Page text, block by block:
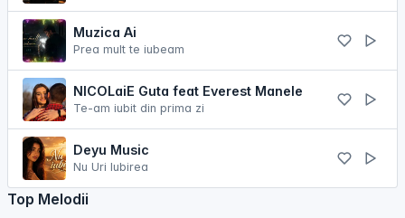
Muzica Ai
Prea mult te iubeam
NICOLaiE Guta feat Everest Manele
Te-am iubit din prima zi
Deyu Music
Nu Uri Iubirea
Top Melodii